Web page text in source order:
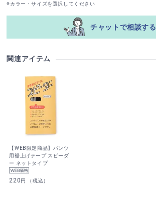
※カラー・サイズを選択してください
チャットで相談する
関連アイテム
【WEB限定商品】パンツ
用裾上げテープ スピーダ
ー ネットタイプ
220円 （税込）